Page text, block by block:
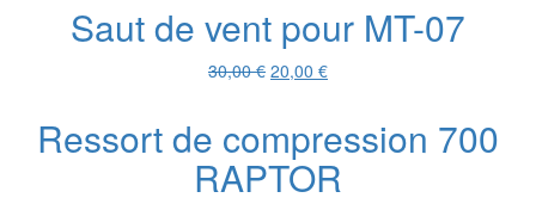
Saut de vent pour MT-07
30,00€ Le
était :
30,00 €.
20,00 €Le
est :
20,00 €.
Ressort de compression 700
RAPTOR